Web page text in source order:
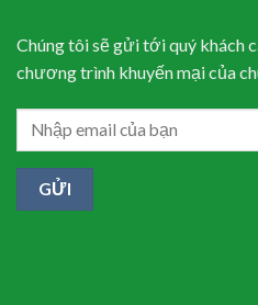
Chúng tôi sẽ gửi tới quý khách
chương trình khuyến mại của